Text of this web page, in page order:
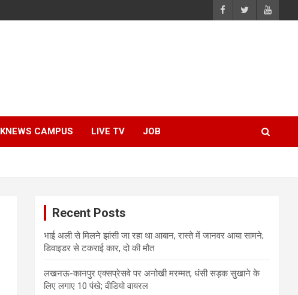
KNEWS CAMPUS LIVE TV JOB
Recent Posts
भाई अली से मिलने झांसी जा रहा था आबान, रास्ते में जानवर आया सामने;
डिवाइडर से टकराई कार, दो की मौत
लखनऊ-कानपुर एक्सप्रेसवे पर अनोखी मरम्मत, धंसी सड़क सुखाने के
लिए लगाए 10 पंखे; वीडियो वायरल